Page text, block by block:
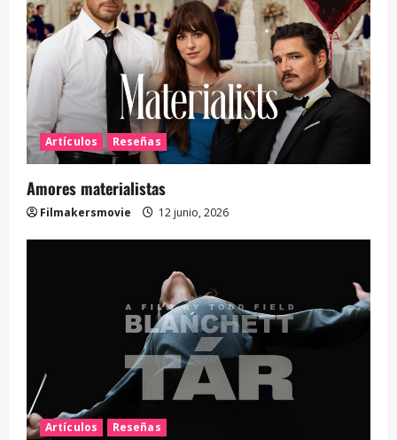
Artículos Reseñas
Amores materialistas
Filmakersmovie 12 junio, 2026
Artículos Reseñas